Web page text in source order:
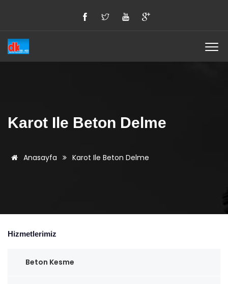
Karot Ile Beton Delme
Anasayfa Karot Ile Beton Delme
Hizmetlerimiz
Beton Kesme